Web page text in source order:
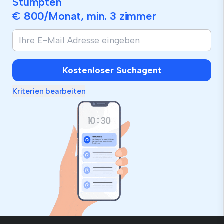
€ 800/Monat, min. 3 zimmer
Kostenloser Suchagent
Kriterien bearbeiten